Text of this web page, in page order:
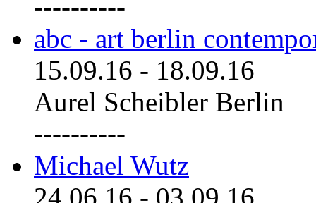
----------
abc - art berlin
15.09.16 - 18.09.16
Aurel Scheibler Berlin
----------
Michael Wutz
24.06.16 - 03.09.16